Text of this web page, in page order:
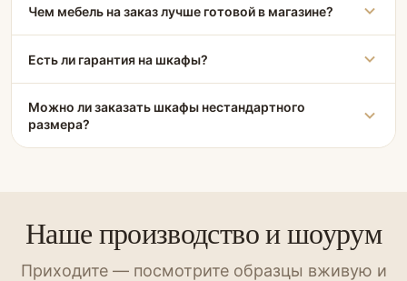
Чем мебель на заказ лучше готовой в магазине?
Есть ли гарантия на шкафы?
Можно ли заказать шкафы нестандартного
размера?
Наше производство и шоурум
Приходите — посмотрите образцы вживую и